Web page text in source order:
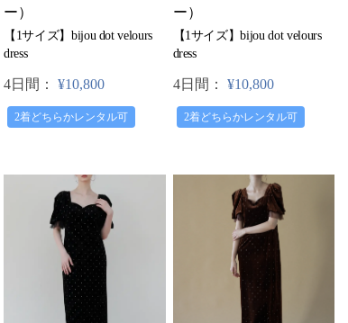
ー）
【1サイズ】bijou dot velours
dress
4日間： ¥10,800
2着どちらかレンタル可
ー）
【1サイズ】bijou dot velours
dress
4日間： ¥10,800
2着どちらかレンタル可